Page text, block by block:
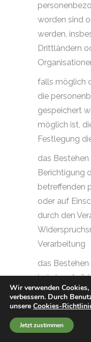
worden sind
werden,
Drittländern
falls möglich
die
gespeichert
möglich ist,
Festlegung
das
Berichtigung
betreffenden
oder auf
durch den
Verarbeitung
das
bei einer
wenn die
nicht bei der
werden: Alle
Wir verwenden
verbessern. Durch
unsere Cookies-
Jetzt zustimmen